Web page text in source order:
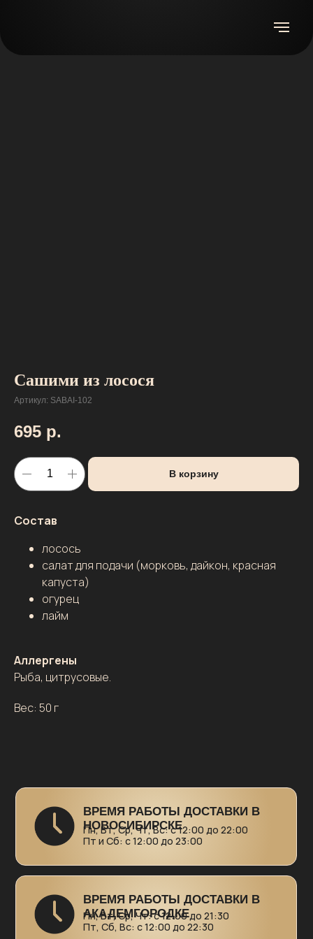
Сашими из лосося
Артикул: SABAI-102
695 р.
В корзину
Состав
лосось
салат для подачи (морковь, дайкон, красная
капуста)
огурец
лайм
Аллергены
Рыба, цитрусовые.
Вес: 50 г
Пт, Сб, Вс: с 12:00 до 22:30
ВРЕМЯ РАБОТЫ ДОСТАВКИ В
НОВОСИБИРСКЕ
Пт и Сб: с 12:00 до 23:00
Меню доставки
Бизнес-ланч